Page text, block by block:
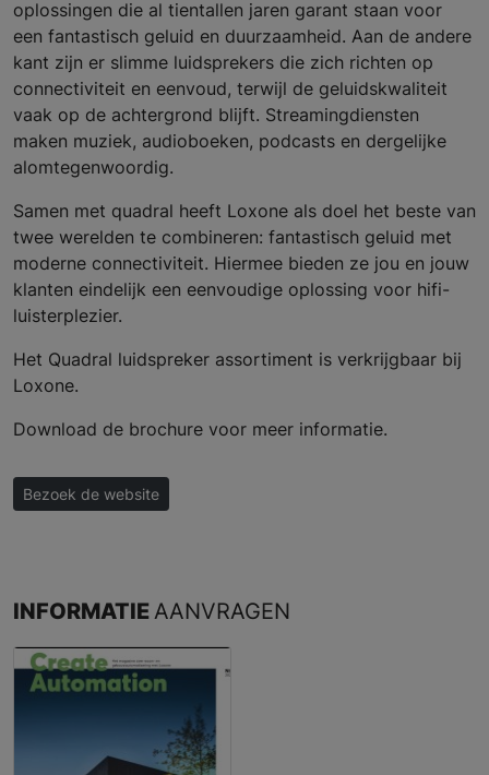
oplossingen die al tientallen jaren garant staan voor
een fantastisch geluid en duurzaamheid. Aan de andere
kant zijn er slimme luidsprekers die zich richten op
connectiviteit en eenvoud, terwijl de geluidskwaliteit
vaak op de achtergrond blijft. Streamingdiensten
maken muziek, audioboeken, podcasts en dergelijke
alomtegenwoordig.
Samen met quadral heeft Loxone als doel het beste van
twee werelden te combineren: fantastisch geluid met
moderne connectiviteit. Hiermee bieden ze jou en jouw
klanten eindelijk een eenvoudige oplossing voor hifi-
luisterplezier.
Het Quadral luidspreker assortiment is verkrijgbaar bij
Loxone.
Download de brochure voor meer informatie.
Bezoek de website
INFORMATIE AANVRAGEN